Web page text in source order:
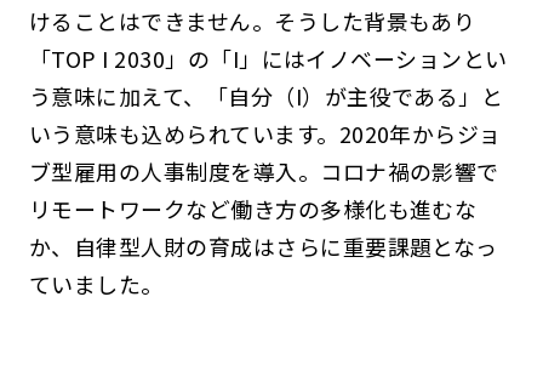
けることはできません。そうした背景もあり
「TOP I 2030」の「I」にはイノベーションとい
う意味に加えて、「自分（I）が主役である」と
いう意味も込められています。2020年からジョ
ブ型雇用の人事制度を導入。コロナ禍の影響で
リモートワークなど働き方の多様化も進むな
か、自律型人財の育成はさらに重要課題となっ
ていました。